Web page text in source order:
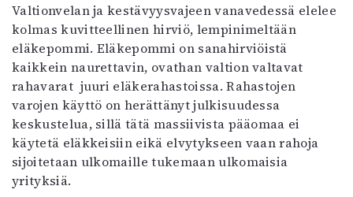
Valtionvelan ja kestävyysvajeen vanavedessä elelee
kolmas kuvitteellinen hirviö, lempinimeltään
eläkepommi. Eläkepommi on sanahirviöistä
kaikkein naurettavin, ovathan valtion valtavat
rahavarat juuri eläkerahastoissa. Rahastojen
varojen käyttö on herättänyt julkisuudessa
keskustelua, sillä tätä massiivista pääomaa ei
käytetä eläkkeisiin eikä elvytykseen vaan rahoja
sijoitetaan ulkomaille tukemaan ulkomaisia
yrityksiä.